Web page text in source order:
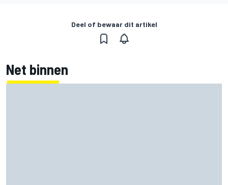
Deel of bewaar dit artikel
Net binnen